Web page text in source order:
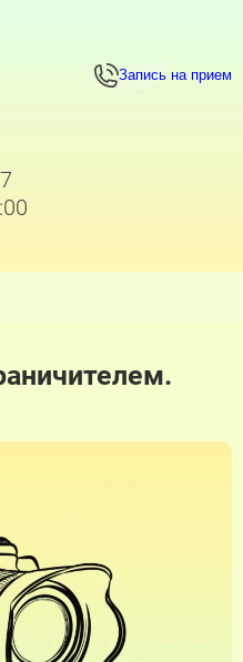
Запись на прием